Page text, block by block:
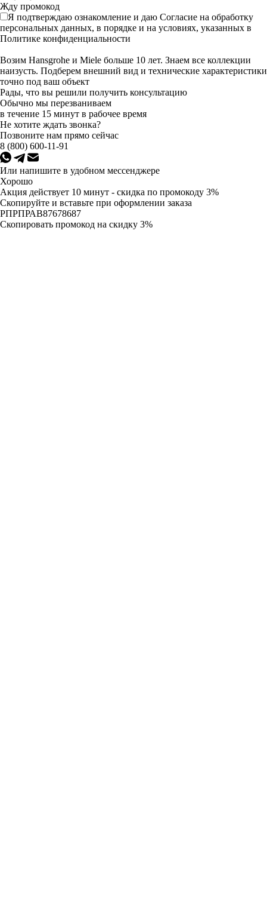
Я подтверждаю ознакомление и даю Согласие на обработку
персональных данных, в порядке и на условиях, указанных в
Политике конфиденциальности
Возим Hansgrohe и Miele больше 10 лет. Знаем все коллекции
наизусть. Подберем внешний вид и технические характеристики
точно под ваш объект
Рады, что вы решили получить консультацию
Обычно мы перезваниваем
в течение 15 минут в рабочее время
Не хотите ждать звонка?
Позвоните нам прямо сейчас
8 (800) 600-11-91
Или напишите в удобном мессенджере
Хорошо
Акция действует 10 минут - скидка по промокоду 3%
Скопируйте и вставьте при оформлении заказа
Скопировать промокод на скидку 3%